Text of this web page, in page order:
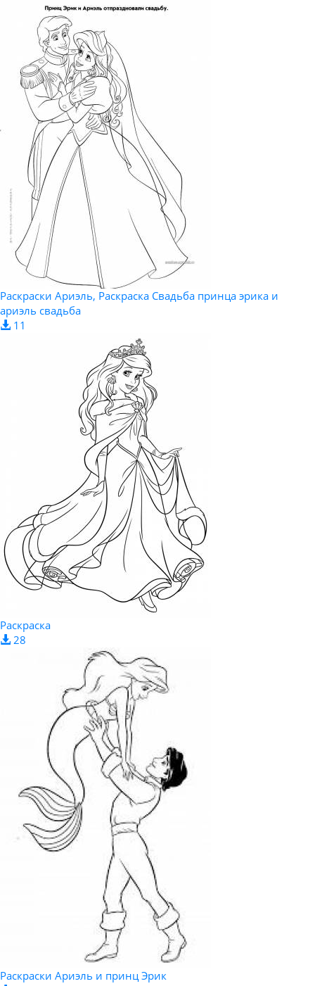
Раскраски Ариэль, Раскраска Свадьба принца эрика и
ариэль свадьба
11
Раскраска
28
Раскраски Ариэль и принц Эрик